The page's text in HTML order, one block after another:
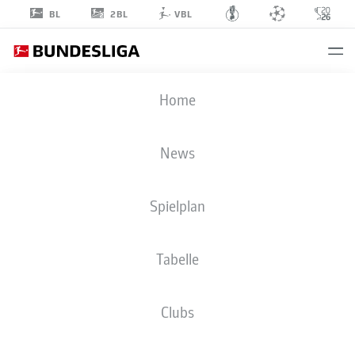
BL 2BL VBL
Home
News
Spielplan
Tabelle
Clubs